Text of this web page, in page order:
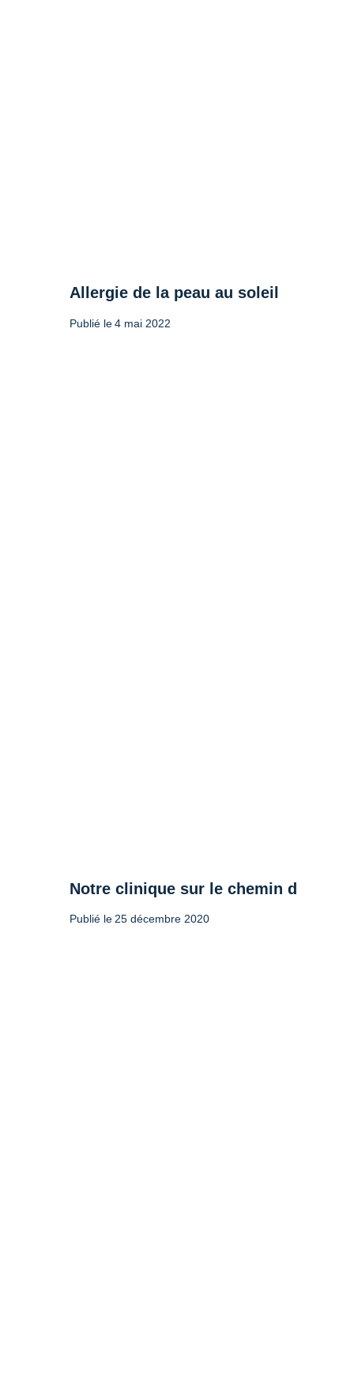
Allergie de la peau au soleil
Publié le 4 mai 2022
Notre clinique sur le chemin de
Publié le 25 décembre 2020